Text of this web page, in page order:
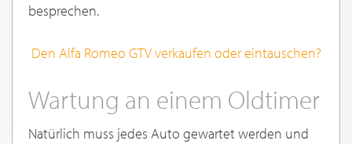
besprechen.
Den Alfa Romeo GTV verkaufen oder eintauschen?
Wartung an einem Oldtimer
Natürlich muss jedes Auto gewartet werden und